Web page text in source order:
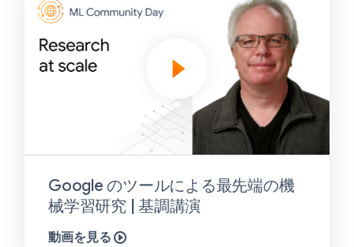
Google のツールによる最先端の機
械学習研究 | 基調講演
動画を見る